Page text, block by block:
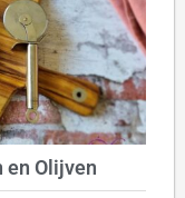
en Olijven